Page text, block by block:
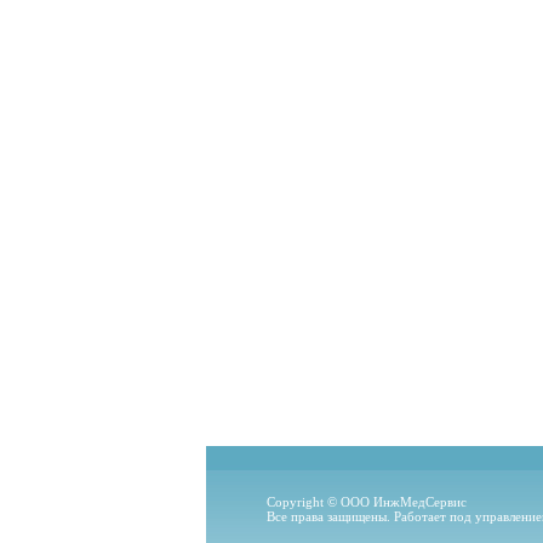
Copyright © ООО ИнжМедСервис
Все права защищены. Работает под